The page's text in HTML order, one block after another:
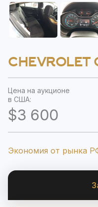
CHEVROLET
Цена на аукционе
в США:
$3 600
Экономия от рынка